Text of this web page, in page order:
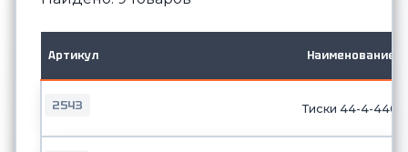
Артикул Наименование
2543 Тиски 44-4-440